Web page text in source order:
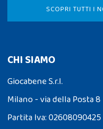
SCOPRI TUTTI I
CHI SIAMO
Giocabene S.r.l.
Milano - via della Posta 8
Partita Iva: 02608090425